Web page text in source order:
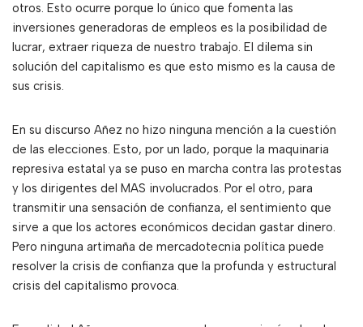
otros. Esto ocurre porque lo único que fomenta las
inversiones generadoras de empleos es la posibilidad de
lucrar, extraer riqueza de nuestro trabajo. El dilema sin
solución del capitalismo es que esto mismo es la causa de
sus crisis.
En su discurso Añez no hizo ninguna mención a la cuestión
de las elecciones. Esto, por un lado, porque la maquinaria
represiva estatal ya se puso en marcha contra las protestas
y los dirigentes del MAS involucrados. Por el otro, para
transmitir una sensación de confianza, el sentimiento que
sirve a que los actores económicos decidan gastar dinero.
Pero ninguna artimaña de mercadotecnia política puede
resolver la crisis de confianza que la profunda y estructural
crisis del capitalismo provoca.